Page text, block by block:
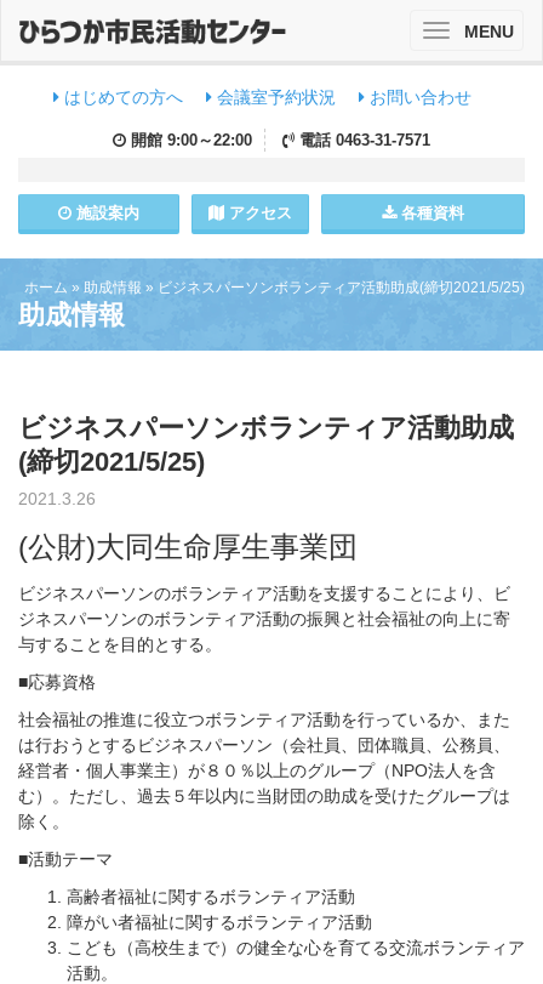
はじめての方へ 会議室予約状況 お問い合わせ
開館 9:00～22:00 電話 0463-31-7571
施設案内 アクセス 各種資料
ToggleMENU
ホーム » 助成情報 » ビジネスパーソンボランティア活動助成(締切2021/5/25)
助成情報
ビジネスパーソンボランティア活動助成
(締切2021/5/25)
2021.3.26
(公財)大同生命厚生事業団
ビジネスパーソンのボランティア活動を支援することにより、ビ
ジネスパーソンのボランティア活動の振興と社会福祉の向上に寄
与することを目的とする。
■応募資格
社会福祉の推進に役立つボランティア活動を行っているか、また
は行おうとするビジネスパーソン（会社員、団体職員、公務員、
経営者・個人事業主）が８０％以上のグループ（NPO法人を含
む）。ただし、過去５年以内に当財団の助成を受けたグループは
除く。
■活動テーマ
高齢者福祉に関するボランティア活動
障がい者福祉に関するボランティア活動
こども（高校生まで）の健全な心を育てる交流ボランティア
活動。